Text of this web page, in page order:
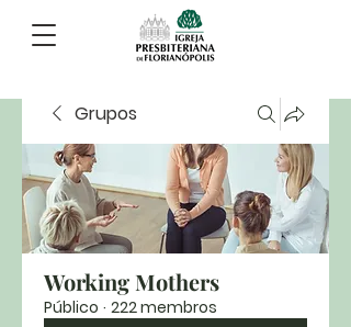
Grupos
Working Mothers
Público · 222 membros